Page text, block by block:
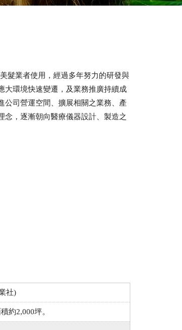
髮業者使用，經過多年努力的研發與
大環境快速變遷，及業務推廣持續成
公司營運空間、擴展相關之業務、產
念，逐漸朝向醫療儀器設計、製造之
社)
約2,000坪。